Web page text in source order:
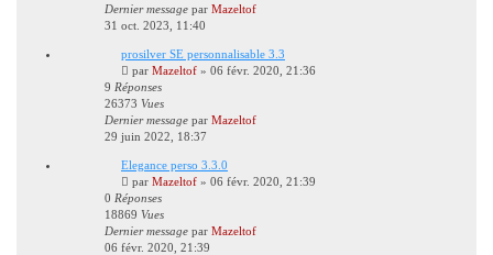
Dernier message par Mazeltof
31 oct. 2023, 11:40
prosilver SE personnalisable 3.3
par Mazeltof » 06 févr. 2020, 21:36
9 Réponses
26373 Vues
Dernier message par Mazeltof
29 juin 2022, 18:37
Elegance perso 3.3.0
par Mazeltof » 06 févr. 2020, 21:39
0 Réponses
18869 Vues
Dernier message par Mazeltof
06 févr. 2020, 21:39